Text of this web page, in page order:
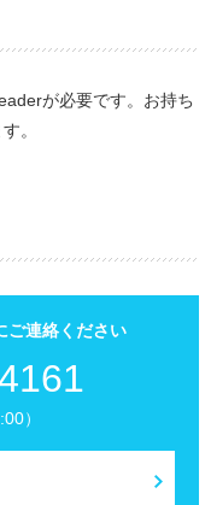
が必要です。お持ち
。
ご連絡ください
）